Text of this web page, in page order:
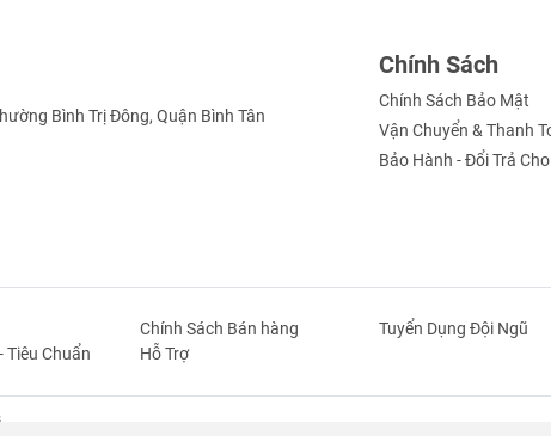
Bình Trị Đông, Quận Bình Tân
Chính Sách
Chính Sách Bảo Mật
Vận Chuyển & Thanh
Bảo Hành - Đổi Trả
Chính Sách Bán hàng Tuyển Dụng Đội Ngũ
Tiêu Chuẩn Hỗ Trợ